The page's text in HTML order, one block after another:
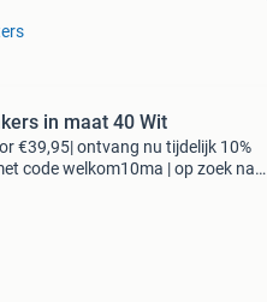
in maat 40 Wit
€39,95| ontvang nu tijdelijk 10%
code welkom10ma | op zoek naar